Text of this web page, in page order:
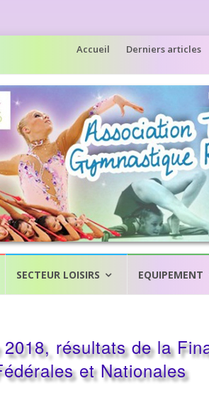
Aller
au
contenu
Accueil Derniers articles
SECTEUR LOISIRS EQUIPEMENT
résultats de la
et Nationales